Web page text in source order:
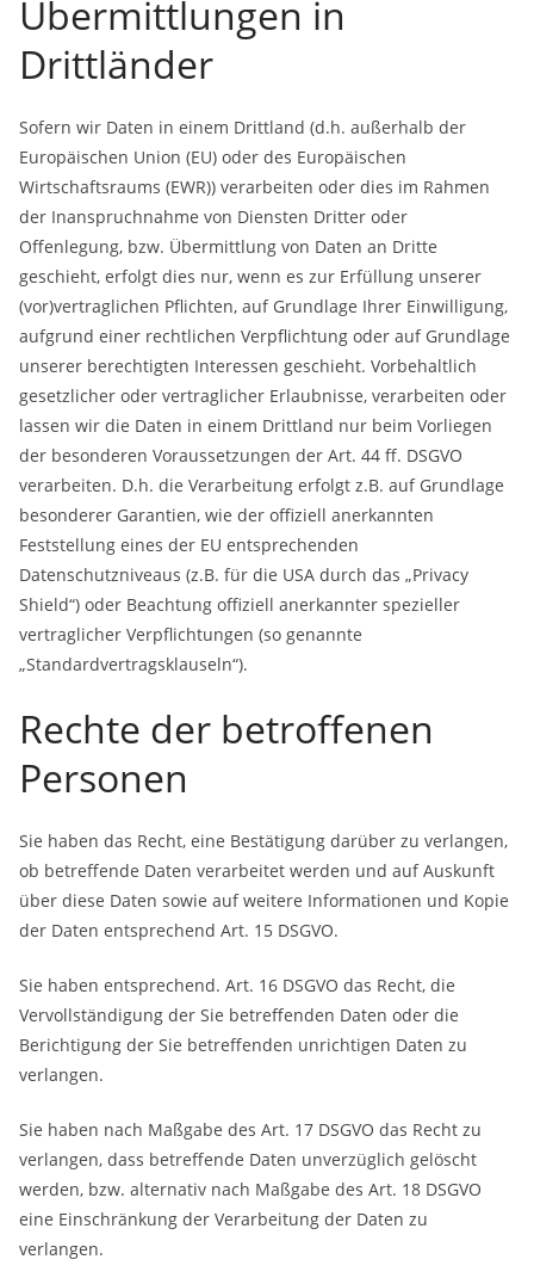
Übermittlungen in
Drittländer
Sofern wir Daten in einem Drittland (d.h. außerhalb der
Europäischen Union (EU) oder des Europäischen
Wirtschaftsraums (EWR)) verarbeiten oder dies im Rahmen
der Inanspruchnahme von Diensten Dritter oder
Offenlegung, bzw. Übermittlung von Daten an Dritte
geschieht, erfolgt dies nur, wenn es zur Erfüllung unserer
(vor)vertraglichen Pflichten, auf Grundlage Ihrer Einwilligung,
aufgrund einer rechtlichen Verpflichtung oder auf Grundlage
unserer berechtigten Interessen geschieht. Vorbehaltlich
gesetzlicher oder vertraglicher Erlaubnisse, verarbeiten oder
lassen wir die Daten in einem Drittland nur beim Vorliegen
der besonderen Voraussetzungen der Art. 44 ff. DSGVO
verarbeiten. D.h. die Verarbeitung erfolgt z.B. auf Grundlage
besonderer Garantien, wie der offiziell anerkannten
Feststellung eines der EU entsprechenden
Datenschutzniveaus (z.B. für die USA durch das „Privacy
Shield“) oder Beachtung offiziell anerkannter spezieller
vertraglicher Verpflichtungen (so genannte
„Standardvertragsklauseln“).
Rechte der betroffenen
Personen
Sie haben das Recht, eine Bestätigung darüber zu verlangen,
ob betreffende Daten verarbeitet werden und auf Auskunft
über diese Daten sowie auf weitere Informationen und Kopie
der Daten entsprechend Art. 15 DSGVO.
Sie haben entsprechend. Art. 16 DSGVO das Recht, die
Vervollständigung der Sie betreffenden Daten oder die
Berichtigung der Sie betreffenden unrichtigen Daten zu
verlangen.
Sie haben nach Maßgabe des Art. 17 DSGVO das Recht zu
verlangen, dass betreffende Daten unverzüglich gelöscht
werden, bzw. alternativ nach Maßgabe des Art. 18 DSGVO
eine Einschränkung der Verarbeitung der Daten zu
verlangen.